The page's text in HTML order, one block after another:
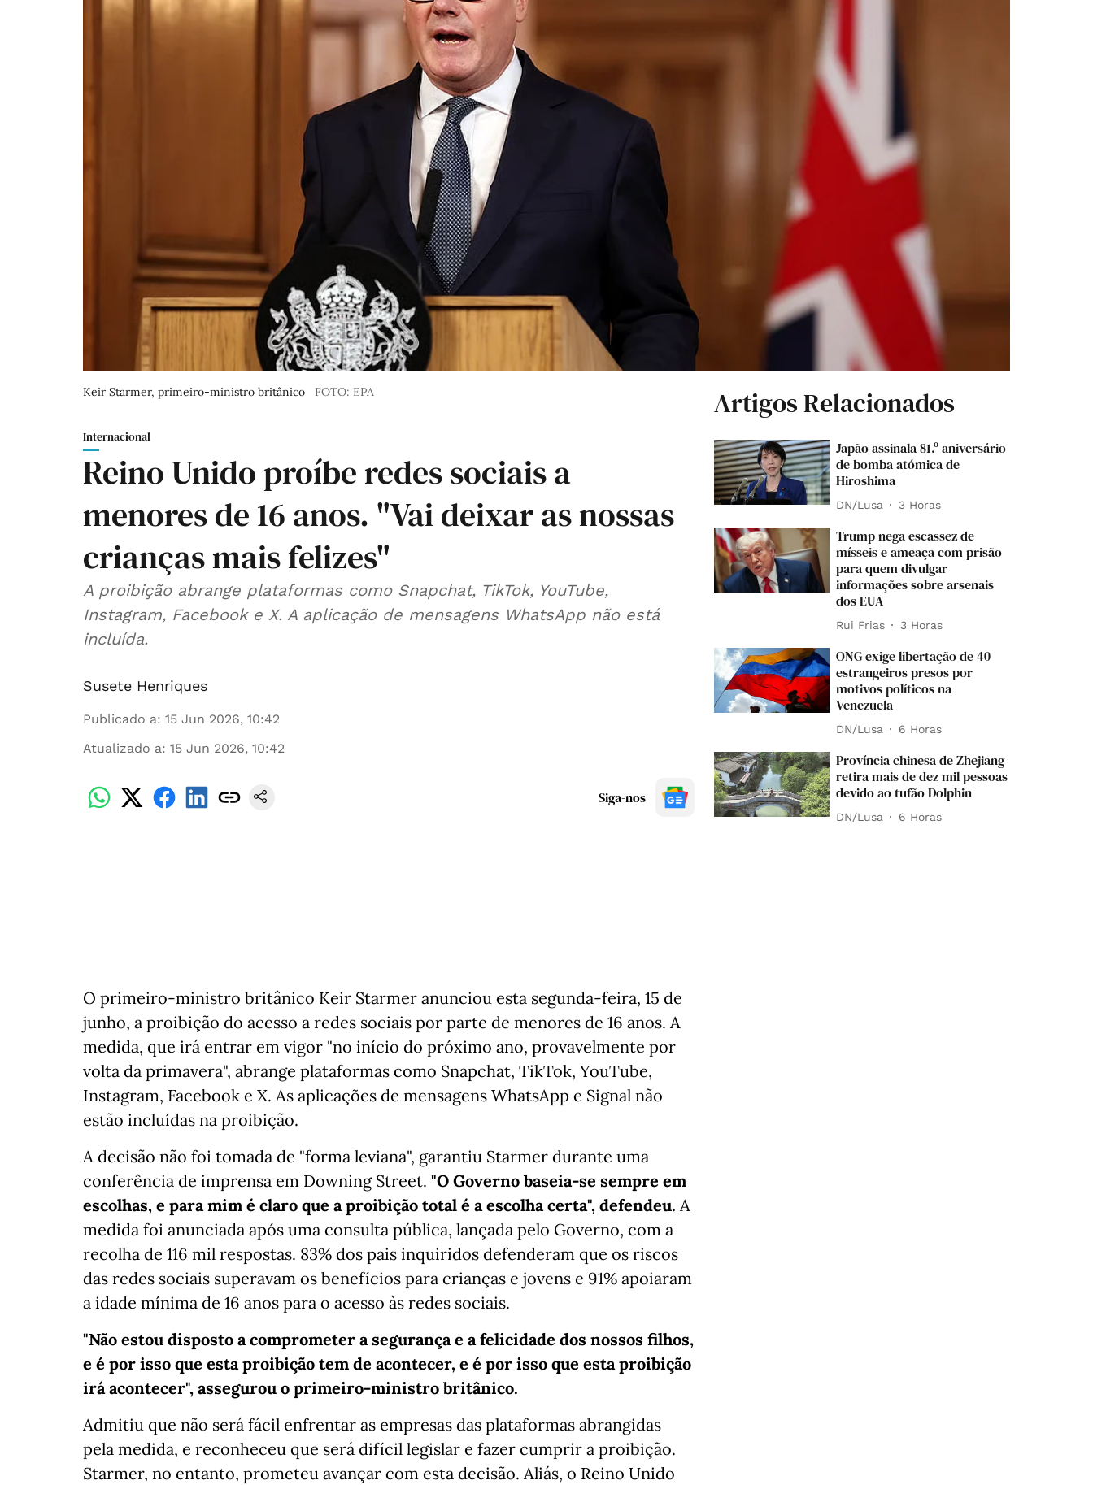
Keir Starmer, primeiro-ministro britânico FOTO: EPA
Internacional
Reino Unido proíbe redes sociais a
menores de 16 anos. "Vai deixar as nossas
crianças mais felizes"
A proibição abrange plataformas como Snapchat, TikTok, YouTube,
Instagram, Facebook e X. A aplicação de mensagens WhatsApp não está
incluída.
Susete Henriques
Publicado a: 15 Jun 2026, 10:42
Atualizado a: 15 Jun 2026, 10:42
Siga-nos
O primeiro-ministro britânico Keir Starmer anunciou esta segunda-feira, 15 de
junho, a proibição do acesso a redes sociais por parte de menores de 16 anos. A
medida, que irá entrar em vigor "no início do próximo ano, provavelmente por
volta da primavera", abrange plataformas como Snapchat, TikTok, YouTube,
Instagram, Facebook e X. As aplicações de mensagens WhatsApp e Signal não
estão incluídas na proibição.
A decisão não foi tomada de "forma leviana", garantiu Starmer durante uma
conferência de imprensa em Downing Street. "O Governo baseia-se sempre em
escolhas, e para mim é claro que a proibição total é a escolha certa", defendeu. A
medida foi anunciada após uma consulta pública, lançada pelo Governo, com a
recolha de 116 mil respostas. 83% dos pais inquiridos defenderam que os riscos
das redes sociais superavam os benefícios para crianças e jovens e 91% apoiaram
a idade mínima de 16 anos para o acesso às redes sociais.
"Não estou disposto a comprometer a segurança e a felicidade dos nossos filhos,
e é por isso que esta proibição tem de acontecer, e é por isso que esta proibição
irá acontecer", assegurou o primeiro-ministro britânico.
Admitiu que não será fácil enfrentar as empresas das plataformas abrangidas
pela medida, e reconheceu que será difícil legislar e fazer cumprir a proibição.
Starmer, no entanto, prometeu avançar com esta decisão. Aliás, o Reino Unido
Artigos Relacionados
Japão assinala 81.º aniversário
de bomba atómica de
Hiroshima
DN/Lusa 3 Horas
Trump nega escassez de
mísseis e ameaça com prisão
para quem divulgar
informações sobre arsenais
dos EUA
Rui Frias 3 Horas
ONG exige libertação de 40
estrangeiros presos por
motivos políticos na
Venezuela
DN/Lusa 6 Horas
Província chinesa de Zhejiang
retira mais de dez mil pessoas
devido ao tufão Dolphin
DN/Lusa 6 Horas